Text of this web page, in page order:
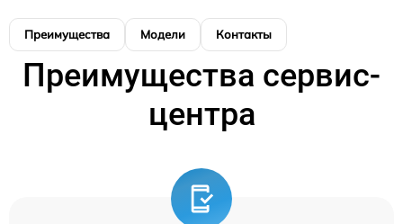
Преимущества Модели Контакты
Преимущества сервис-
центра